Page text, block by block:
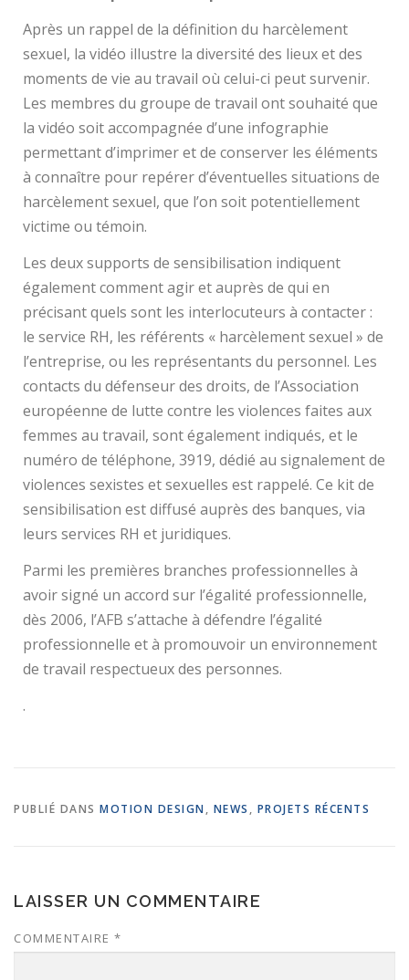
Après un rappel de la définition du harcèlement
sexuel, la vidéo illustre la diversité des lieux et des
moments de vie au travail où celui-ci peut survenir.
Les membres du groupe de travail ont souhaité que
la vidéo soit accompagnée d’une infographie
permettant d’imprimer et de conserver les éléments
à connaître pour repérer d’éventuelles situations de
harcèlement sexuel, que l’on soit potentiellement
victime ou témoin.
Les deux supports de sensibilisation indiquent
également comment agir et auprès de qui en
précisant quels sont les interlocuteurs à contacter :
le service RH, les référents « harcèlement sexuel » de
l’entreprise, ou les représentants du personnel. Les
contacts du défenseur des droits, de l’Association
européenne de lutte contre les violences faites aux
femmes au travail, sont également indiqués, et le
numéro de téléphone, 3919, dédié au signalement de
violences sexistes et sexuelles est rappelé. Ce kit de
sensibilisation est diffusé auprès des banques, via
leurs services RH et juridiques.
Parmi les premières branches professionnelles à
avoir signé un accord sur l’égalité professionnelle,
dès 2006, l’AFB s’attache à défendre l’égalité
professionnelle et à promouvoir un environnement
de travail respectueux des personnes.
.
PUBLIÉ DANS MOTION DESIGN, NEWS , PROJETS RÉCENTS
LAISSER UN COMMENTAIRE
COMMENTAIRE *